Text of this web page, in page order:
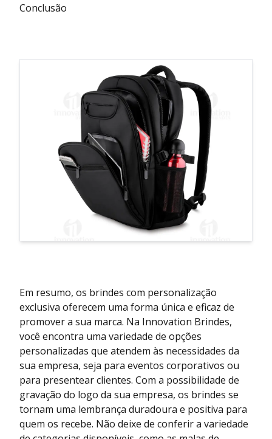
Conclusão
Em resumo, os brindes com personalização
exclusiva oferecem uma forma única e eficaz de
promover a sua marca. Na Innovation Brindes,
você encontra uma variedade de opções
personalizadas que atendem às necessidades da
sua empresa, seja para eventos corporativos ou
para presentear clientes. Com a possibilidade de
gravação do logo da sua empresa, os brindes se
tornam uma lembrança duradoura e positiva para
quem os recebe. Não deixe de conferir a variedade